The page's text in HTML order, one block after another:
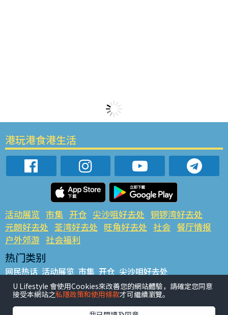
港玩港食港生活
活动展览 市集 开仓 尖沙咀好去处 铜锣湾好去处
元朗好去处 荃湾好去处 旺角好去处 社会 餐厅情报
户外郊游 社会福利
热门类别
网民热话 活动展览 市集 开仓 尖沙咀好去处
铜锣湾好去处 元朗好去处 荃湾好去处 旺角好去处 社会
餐厅情报 户外郊游
U Lifestyle 會使用Cookies來改善您的網站體驗，請確定您同意
接受本網站之私隱政策和使用條款才可繼續瀏覽。